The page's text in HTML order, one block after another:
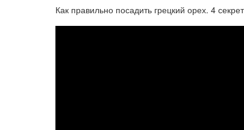
Как правильно посадить грецкий орех. 4